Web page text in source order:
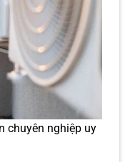
chuyên nghiệp uy